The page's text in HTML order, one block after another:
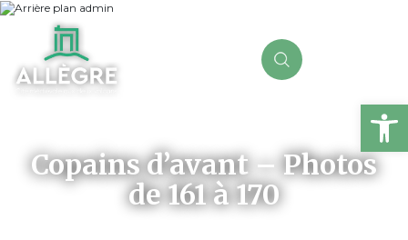
Copains d’avant – Photos
de 161 à 170